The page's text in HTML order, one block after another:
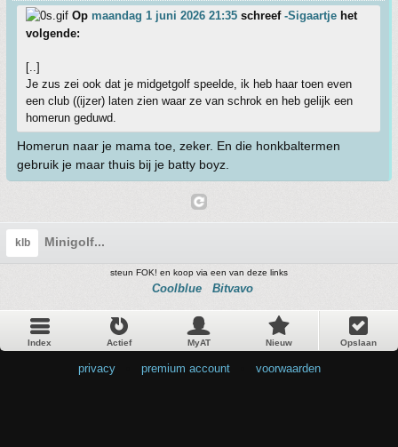
Op maandag 1 juni 2026 21:35 schreef -Sigaartje het
volgende:
[..]
Je zus zei ook dat je midgetgolf speelde, ik heb haar toen even
een club ((ijzer) laten zien waar ze van schrok en heb gelijk een
homerun geduwd.
Homerun naar je mama toe, zeker. En die honkbaltermen
gebruik je maar thuis bij je batty boyz.
klb Minigolf...
steun FOK! en koop via een van deze links
Coolblue Bitvavo
Index Actief MyAT Nieuw Opslaan
privacy premium account voorwaarden